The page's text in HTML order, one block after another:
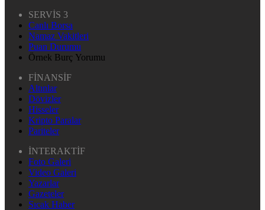
SERVİS 3
Canlı Borsa
Namaz Vakitleri
Puan Durumu
Örnek Burç Yorumu
FİNANSİF
Altınlar
Dövizler
Hisseler
Kripto Paralar
Pariteler
İNTERAKTİF
Foto Galeri
Video Galeri
Yazarlar
Gazeteler
Sıcak Haber